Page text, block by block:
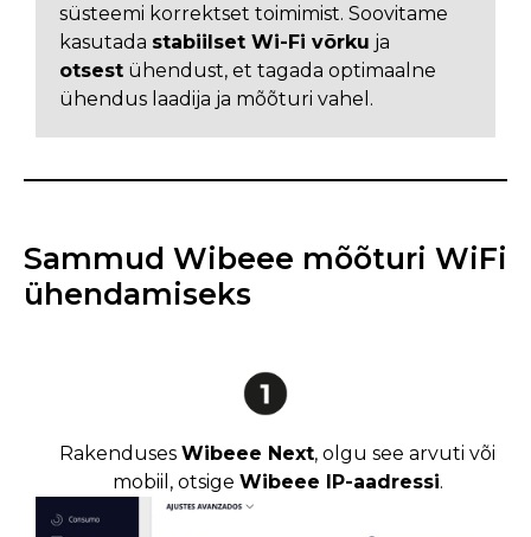
süsteemi korrektset toimimist. Soovitame
kasutada stabiilset Wi-Fi võrku ja
otsest ühendust, et tagada optimaalne
ühendus laadija ja mõõturi vahel.
Sammud Wibeee mõõturi WiFi
ühendamiseks
Rakenduses Wibeee Next, olgu see arvuti või
mobiil, otsige Wibeee IP-aadressi.